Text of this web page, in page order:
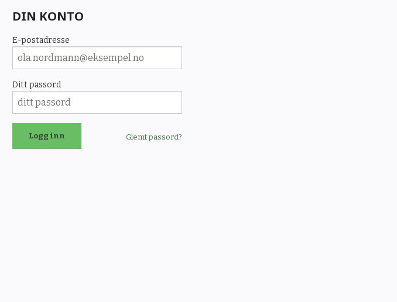
DIN KONTO
E-postadresse
Ditt passord
Glemt passord?